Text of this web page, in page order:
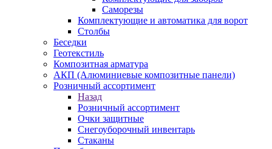
Саморезы
Комплектующие и автоматика для ворот
Столбы
Беседки
Геотекстиль
Композитная арматура
АКП (Алюминиевые композитные панели)
Розничный ассортимент
Назад
Розничный ассортимент
Очки защитные
Снегоуборочный инвентарь
Стаканы